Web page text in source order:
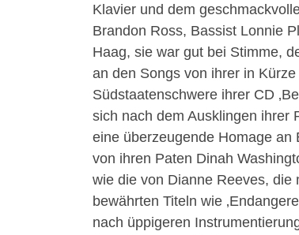
Klavier und dem
Brandon Ross, Bassist Lonnie
Haag, sie war gut bei Stimme,
an den Songs von ihrer in
Südstaatenschwere ihrer CD
sich nach dem Ausklingen ihrer
eine überzeugende Homage an
von ihren Paten Dinah
wie die von Dianne Reeves,
bewährten Titeln wie
nach üppigeren